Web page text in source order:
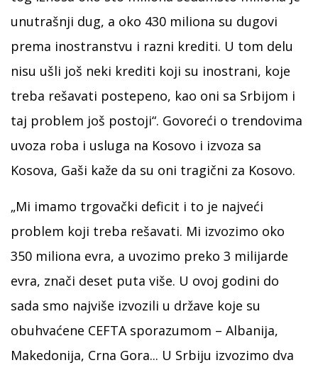
unutrašnji dug, a oko 430 miliona su dugovi
prema inostranstvu i razni krediti. U tom delu
nisu ušli još neki krediti koji su inostrani, koje
treba rešavati postepeno, kao oni sa Srbijom i
taj problem još postoji“. Govoreći o trendovima
uvoza roba i usluga na Kosovo i izvoza sa
Kosova, Gaši kaže da su oni tragični za Kosovo.
„Mi imamo trgovački deficit i to je najveći
problem koji treba rešavati. Mi izvozimo oko
350 miliona evra, a uvozimo preko 3 milijarde
evra, znači deset puta više. U ovoj godini do
sada smo najviše izvozili u države koje su
obuhvaćene CEFTA sporazumom – Albanija,
Makedonija, Crna Gora... U Srbiju izvozimo dva